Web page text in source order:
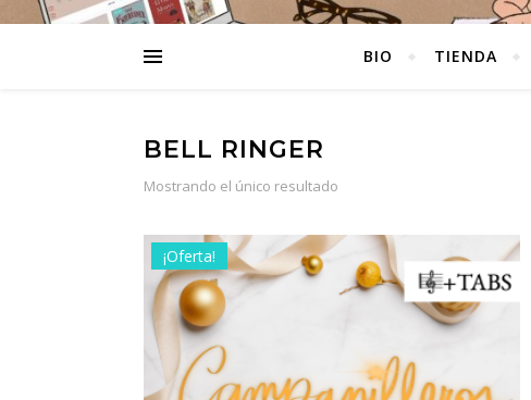
BIO TIENDA
BELL RINGER
Mostrando el único resultado
¡Oferta!